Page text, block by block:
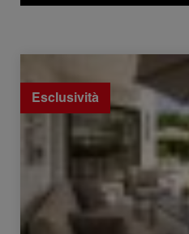
Esclusività